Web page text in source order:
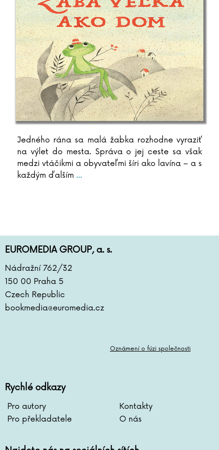
Jedného rána sa malá žabka rozhodne vyraziť
na výlet do mesta. Správa o jej ceste sa však
medzi vtáčikmi a obyvateľmi šíri ako lavína – a s
každým ďalším ...
EUROMEDIA GROUP, a. s.
Nádražní 762/32
150 00 Praha 5
Czech Republic
bookmedia@euromedia.cz
Oznámení o fúzi společnosti
Rychlé odkazy
Pro autory
Kontakty
Pro překladatele
O nás